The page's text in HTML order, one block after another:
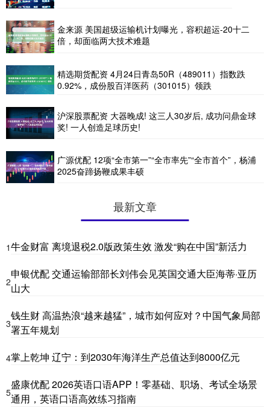
金来源 美国超级运输机计划曝光，容积超运-20十二
倍，却面临两大技术难题
精选期货配资 4月24日青岛50R（489011）指数跌
0.92%，成份股百洋医药（301015）领跌
沪深股票配资 大器晚成! 这三人30岁后, 成功问鼎金球
奖! 一人创造足球历史!
广源优配 12项“全市第一”“全市率先”“全市首个”，杨浦
2025奋蹄扬鞭成果丰硕
最新文章
1牛金财富 离境退税2.0版政策生效 激发“购在中国”新活力
2
申银优配 交通运输部部长刘伟会见英国交通大臣海蒂·亚历
山大
3
钱生财 高温热浪“越来越猛”，城市如何应对？中国气象局部
署五年规划
4掌上乾坤 辽宁：到2030年海洋生产总值达到8000亿元
5
盛康优配 2026英语口语APP！零基础、职场、考试全场景
通用，英语口语高效练习指南